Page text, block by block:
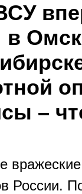
–
вражеские
России.